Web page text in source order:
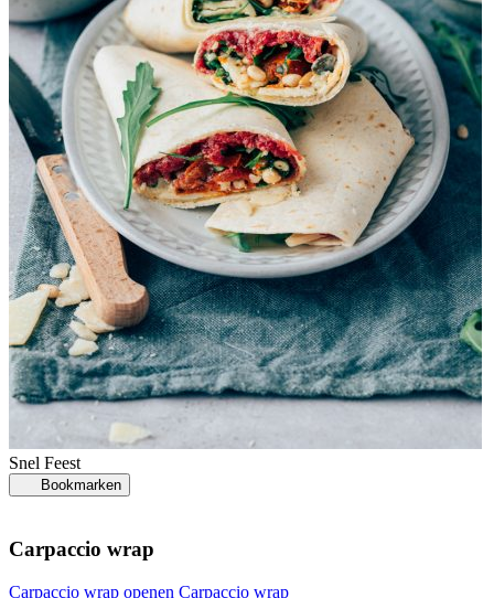
Snel Feest
Bookmarken
Carpaccio wrap
Carpaccio wrap openen Carpaccio wrap